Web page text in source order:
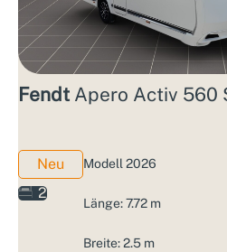
Fendt Apero Activ 560
Neu
2
Modell 2026
Länge: 7.72 m
Breite: 2.5 m